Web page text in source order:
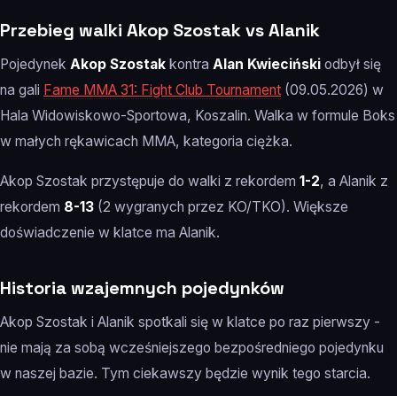
Przebieg walki Akop Szostak vs Alanik
Pojedynek Akop Szostak kontra Alan Kwieciński odbył się
na gali Fame MMA 31: Fight Club Tournament (09.05.2026) w
Hala Widowiskowo-Sportowa, Koszalin. Walka w formule Boks
w małych rękawicach MMA, kategoria ciężka.
Akop Szostak przystępuje do walki z rekordem 1-2, a Alanik z
rekordem 8-13 (2 wygranych przez KO/TKO). Większe
doświadczenie w klatce ma Alanik.
Historia wzajemnych pojedynków
Akop Szostak i Alanik spotkali się w klatce po raz pierwszy -
nie mają za sobą wcześniejszego bezpośredniego pojedynku
w naszej bazie. Tym ciekawszy będzie wynik tego starcia.